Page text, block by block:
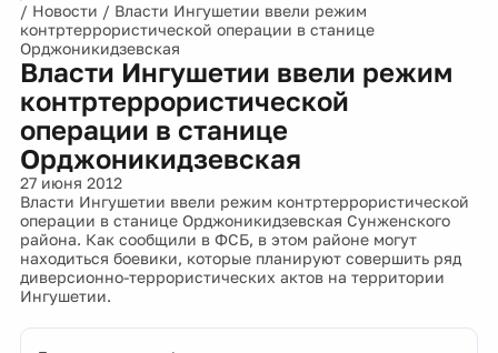
/ Новости / Власти Ингушетии ввели режим
контртеррористической операции в станице
Орджоникидзевская
Власти Ингушетии ввели режим
контртеррористической
операции в станице
Орджоникидзевская
27 июня 2012
Власти Ингушетии ввели режим контртеррористической
операции в станице Орджоникидзевская Сунженского
района. Как сообщили в ФСБ, в этом районе могут
находиться боевики, которые планируют совершить ряд
диверсионно-террористических актов на территории
Ингушетии.